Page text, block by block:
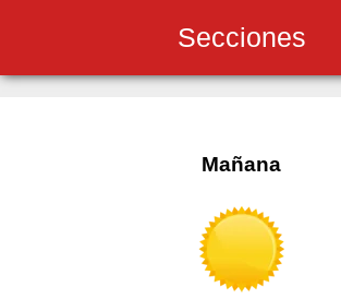
Secciones
Mañana